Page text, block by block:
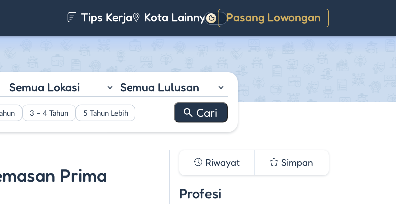
Tips Kerja Kota Lainnya Pasang Lowongan
Gelap
Semua Lokasi Semua Lulusan
3 – 4 Tahun 5 Tahun Lebih
Prima
Riwayat Simpan
Profesi